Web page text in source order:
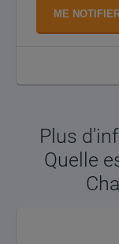
ME
Plus
Quelle